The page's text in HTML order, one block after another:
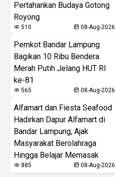
Pertahankan Budaya Gotong
Royong
510 08-Aug-2026
Pemkot Bandar Lampung
Bagikan 10 Ribu Bendera
Merah Putih Jelang HUT RI
ke-81
565 08-Aug-2026
Alfamart dan Fiesta Seafood
Hadirkan Dapur Alfamart di
Bandar Lampung, Ajak
Masyarakat Berolahraga
Hingga Belajar Memasak
885 08-Aug-2026